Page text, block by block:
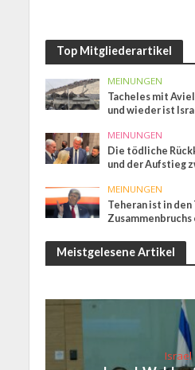
Top Mitgliederartikel
MEINUNGEN
Tacheles mit
und wieder ist
MEINUNGEN
Die tödliche
und der Aufstieg
MEINUNGEN
Teheran ist in den
Meistgelesene Artikel
Israel